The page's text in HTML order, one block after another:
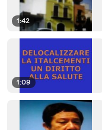
1:42
1:09